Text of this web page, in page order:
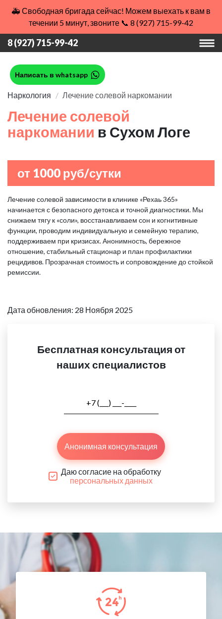
🚑 Свободная бригада сейчас! Можем выехать к вам в
течении 5 минут, звоните 📞 8 (927) 715-99-42
8 (927) 715-99-42
Написать в whatsapp
Наркология Лечение солевой наркомании
Лечение солевой
наркомании в Сухом Логе
от 1000 руб/сутки
Лечение солевой зависимости в клинике «Рехаь 365»
начинается с безопасного детокса и точной диагностики. Мы
снижаем тягу к «соли», восстанавливаем сон и когнитивные
функции, проводим индивидуальную и семейную терапию,
поддерживаем при кризисах. Анонимность, бережное
отношение, стабильный стационар и план профилактики
рецидивов. Прозрачная стоимость и сопровождение до стойкой
ремиссии.
Дата обновления: 28 Ноября 2025
Бесплатная консультация от
наших специалистов
Анонимная консультация
Даю согласие на обработку
персональных данных